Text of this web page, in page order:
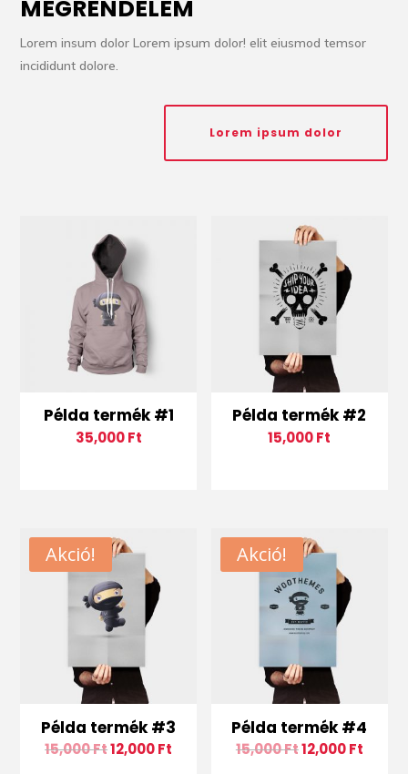
MEGRENDELEM
Lorem insum dolor Lorem ipsum dolor! elit eiusmod temsor
incididunt dolore.
Lorem ipsum dolor
Példa termék #1
35,000Ft
Példa termék #2
15,000Ft
Akció!
Példa termék #3
15,000Ft12,000Ft
Akció!
Példa termék #4
15,000Ft12,000Ft